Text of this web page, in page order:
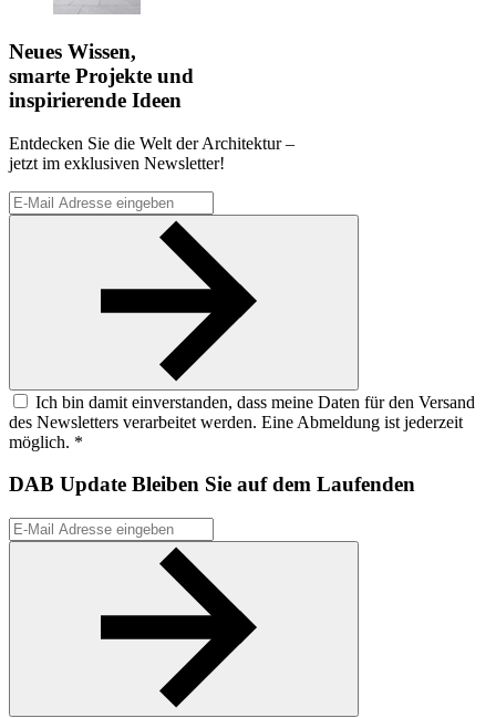
Neues Wissen,
smarte Projekte und
inspirierende Ideen
Entdecken Sie die Welt der Architektur –
jetzt im exklusiven Newsletter!
Ich bin damit einverstanden, dass meine Daten für den Versand
des Newsletters verarbeitet werden. Eine Abmeldung ist jederzeit
möglich. *
DAB Update Bleiben Sie auf dem Laufenden